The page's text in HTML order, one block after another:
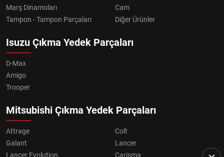
Marş Dinamoları
Cam
Tampon - Tampon Parçaları
Diğer Ürünler
Isuzu Çıkma Yedek Parçaları
D-Max
Amigo
Trooper
Mitsubishi Çıkma Yedek Parçaları
Attrage
Colt
Galant
Lancer
Lancer Evolution
Carisma